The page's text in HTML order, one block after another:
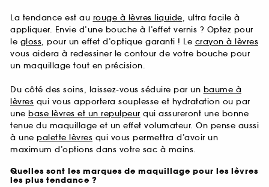
La tendance est au rouge à lèvres liquide, ultra facile à
appliquer. Envie d’une bouche à l’effet vernis ? Optez pour
le gloss, pour un effet d’optique garanti ! Le crayon à lèvres
vous aidera à redessiner le contour de votre bouche pour
un maquillage tout en précision.
Du côté des soins, laissez-vous séduire par un baume à
lèvres qui vous apportera souplesse et hydratation ou par
une base lèvres et un repulpeur qui assureront une bonne
tenue du maquillage et un effet volumateur. On pense aussi
à une palette lèvres qui vous permettra d’avoir un
maximum d’options dans votre sac à mains.
Quelles sont les marques de maquillage pour les lèvres
les plus tendance ?